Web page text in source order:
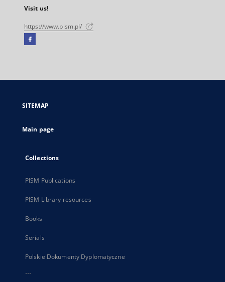
Visit us!
https://www.pism.pl/
Facebook
open
new
SITEMAP
Main page
Collections
PISM Publications
PISM Library resources
Books
Serials
Polskie Dokumenty Dyplomatyczne
...